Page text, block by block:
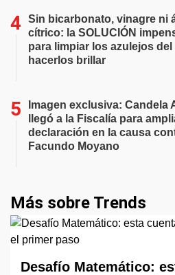
Sin bicarbonato, vinagre ni
cítrico: la SOLUCIÓN
para limpiar los azulejos
hacerlos brillar
Imagen exclusiva: Candela
llegó a la Fiscalía para
declaración en la causa
Facundo Moyano
Más sobre Trends
Desafío Matemático: